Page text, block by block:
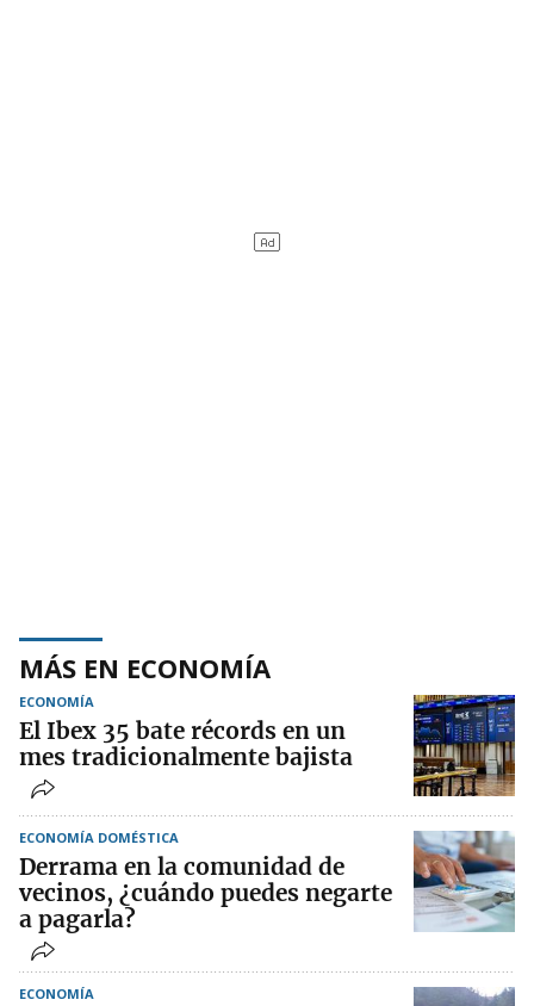
MÁS EN ECONOMÍA
ECONOMÍA
El Ibex 35 bate récords en un
mes tradicionalmente bajista
ECONOMÍA DOMÉSTICA
Derrama en la comunidad de
vecinos, ¿cuándo puedes negarte
a pagarla?
ECONOMÍA